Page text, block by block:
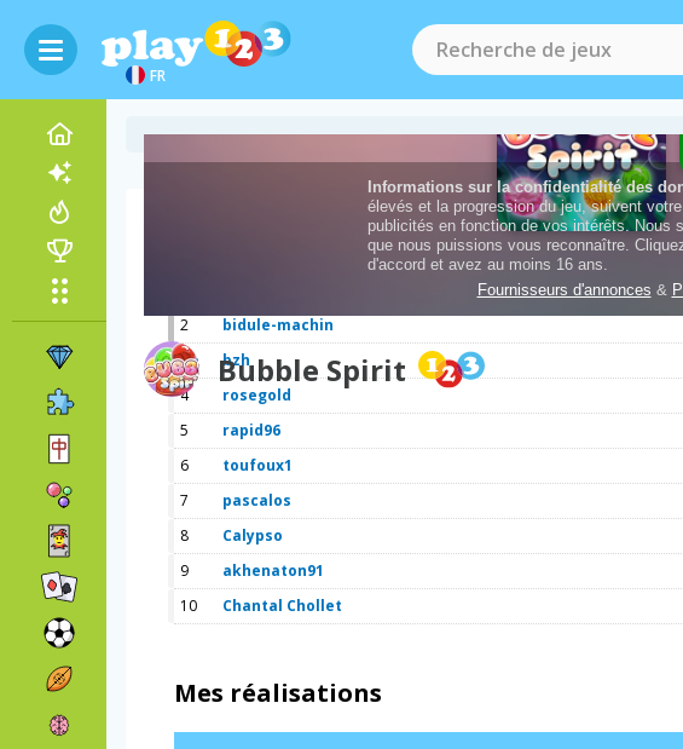
FR
Bubble Spirit
2
bidule-machin
3
bzh
4
rosegold
5
rapid96
6
toufoux1
7
pascalos
8
Calypso
9
akhenaton91
10
Chantal Chollet
Mes réalisations